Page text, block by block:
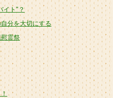
イト"？
分を大切にする
霊祭